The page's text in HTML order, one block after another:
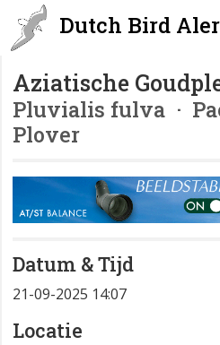
Dutch Bird
Aziatische
Pluvialis fulva ·
Plover
Datum & Tijd
21-09-2025 14:07
Locatie